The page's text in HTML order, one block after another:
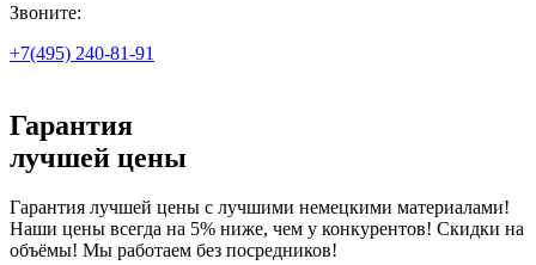
Звоните:
+7(495) 240-81-91
Гарантия
лучшей цены
Гарантия лучшей цены с лучшими немецкими материалами!
Наши цены всегда на 5% ниже, чем у конкурентов! Скидки на
объёмы! Мы работаем без посредников!